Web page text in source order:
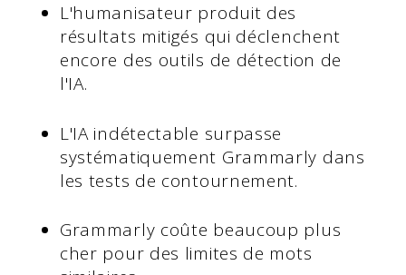
L'humanisateur produit des
résultats mitigés qui déclenchent
encore des outils de détection de
l'IA.
L'IA indétectable surpasse
systématiquement Grammarly dans
les tests de contournement.
Grammarly coûte beaucoup plus
cher pour des limites de mots